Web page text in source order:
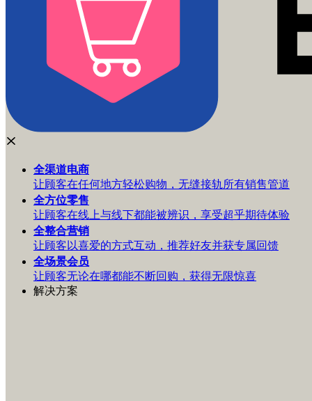
全渠道电商
让顾客在任何地方轻松购物，无缝接轨所有销售管道
全方位零售
让顾客在线上与线下都能被辨识，享受超乎期待体验
全整合营销
让顾客以喜爱的方式互动，推荐好友并获专属回馈
全场景会员
让顾客无论在哪都能不断回购，获得无限惊喜
解决方案